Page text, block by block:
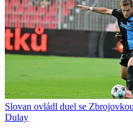
Slovan ovládl duel se
Dulay